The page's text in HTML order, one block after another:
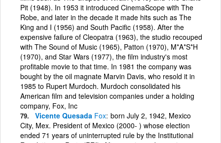
Pit (1948). In 1953 it introduced CinemaScope with The
Robe, and later in the decade it made hits such as The
King and I (1956) and South Pacific (1958). After the
expensive failure of Cleopatra (1963), the studio recouped
with The Sound of Music (1965), Patton (1970), M*A*S*H
(1970), and Star Wars (1977), the film industry's most
profitable movie to that time. In 1981 the company was
bought by the oil magnate Marvin Davis, who resold it in
1985 to Rupert Murdoch. Murdoch consolidated his
American film and television companies under a holding
company, Fox, Inc
Vicente Quesada Fox born July 2, 1942, Mexico
City, Mex. President of Mexico (2000- ) whose election
ended 71 years of uninterrupted rule by the Institutional